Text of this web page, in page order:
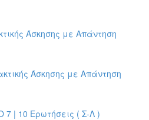
Άσκησης με Απάντηση
Άσκησης με Απάντηση
7 | 10 Ερωτήσεις ( Σ-Λ )